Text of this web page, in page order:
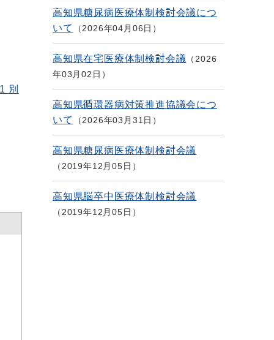
別
高知県糖尿病医療体制検討会議につ
いて
2026年04月06日
高知県在宅医療体制検討会議
2026
年03月02日
高知県循環器病対策推進協議会につ
いて
2026年03月31日
高知県糖尿病医療体制検討会議
2019年12月05日
高知県脳卒中医療体制検討会議
2019年12月05日